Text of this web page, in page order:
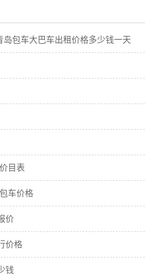
包车大巴车出租价格多少钱一天
目表
车价格
价
价格
钱